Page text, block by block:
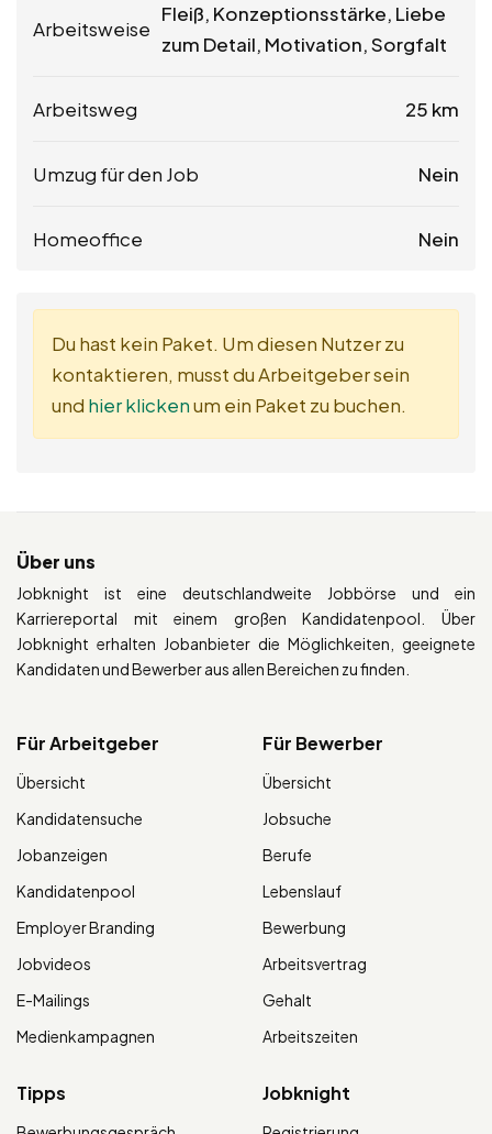
Arbeitsweise
Fleiß, Konzeptionsstärke, Liebe
zum Detail, Motivation, Sorgfalt
Arbeitsweg 25 km
Umzug für den Job Nein
Homeoffice Nein
Du hast kein Paket. Um diesen Nutzer zu
kontaktieren, musst du Arbeitgeber sein
und hier klickenum ein Paket zu buchen.
Über uns
Jobknight ist eine deutschlandweite Jobbörse und ein
Karriereportal mit einem großen Kandidatenpool. Über
Jobknight erhalten Jobanbieter die Möglichkeiten, geeignete
Kandidaten und Bewerber aus allen Bereichen zu finden.
Für Arbeitgeber
Übersicht
Kandidatensuche
Jobanzeigen
Kandidatenpool
Employer Branding
Jobvideos
E-Mailings
Medienkampagnen
Für Bewerber
Übersicht
Jobsuche
Berufe
Lebenslauf
Bewerbung
Arbeitsvertrag
Gehalt
Arbeitszeiten
Tipps Jobknight